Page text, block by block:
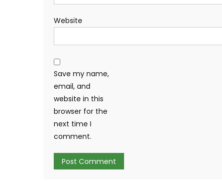
Website
Save my name,
email, and
website in this
browser for the
next time I
comment.